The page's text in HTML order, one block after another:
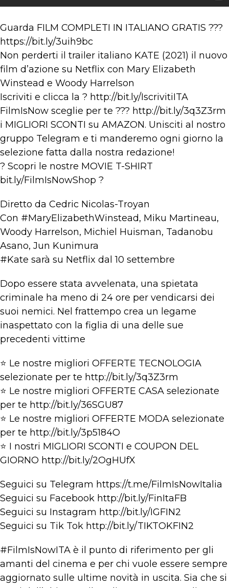
Guarda FILM COMPLETI IN ITALIANO GRATIS ???
https://bit.ly/3uih9bc
Non perderti il trailer italiano KATE (2021) il nuovo
film d’azione su Netflix con Mary Elizabeth
Winstead e Woody Harrelson
Iscriviti e clicca la ? http://bit.ly/IscrivitiITA​
FilmIsNow sceglie per te ??? http://bit.ly/3q3Z3rm​​
i MIGLIORI SCONTI su AMAZON. Unisciti al nostro
gruppo Telegram e ti manderemo ogni giorno la
selezione fatta dalla nostra redazione!
? Scopri le nostre MOVIE T-SHIRT
bit.ly/FilmIsNowShop​ ?
Diretto da Cedric Nicolas-Troyan
Con #MaryElizabethWinstead, Miku Martineau,
Woody Harrelson, Michiel Huisman, Tadanobu
Asano, Jun Kunimura
#Kate sarà su Netflix dal 10 settembre
Dopo essere stata avvelenata, una spietata
criminale ha meno di 24 ore per vendicarsi dei
suoi nemici. Nel frattempo crea un legame
inaspettato con la figlia di una delle sue
precedenti vittime
⭐ Le nostre migliori OFFERTE TECNOLOGIA
selezionate per te http://bit.ly/3q3Z3rm
⭐ Le nostre migliori OFFERTE CASA selezionate
per te http://bit.ly/36SGU87
⭐ Le nostre migliori OFFERTE MODA selezionate
per te http://bit.ly/3p5184O
⭐ I nostri MIGLIORI SCONTI e COUPON DEL
GIORNO http://bit.ly/2OgHUfX
Seguici su Telegram https://t.me/FilmIsNowItalia
Seguici su Facebook http://bit.ly/FinItaFB
Seguici su Instagram http://bit.ly/IGFIN2
Seguici su Tik Tok http://bit.ly/TIKTOKFIN2
#FilmIsNowITA è il punto di riferimento per gli
amanti del cinema e per chi vuole essere sempre
aggiornato sulle ultime novità in uscita. Sia che si